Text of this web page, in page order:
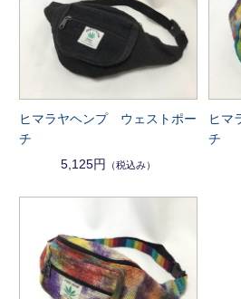
ヒマラヤヘンプ ウェストポー
チ
5,125円
（税込み）
ヒマ
チ